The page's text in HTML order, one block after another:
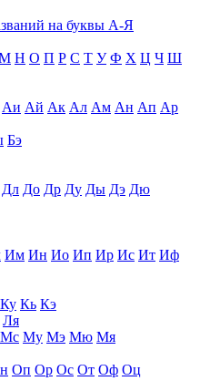
на буквы А-Я
Н О П Р С Т У Ф Х Ц Ч Ш
Аи Ай Ак Ал Ам Ан Ап Ар
Бэ
Дл До Др Ду Ды Дэ Дю
Им Ин Ио Ип Ир Ис Ит Иф
Ку Кь Кэ
Ля
Мс Му Мэ Мю Мя
Оп Ор Ос От Оф Оц